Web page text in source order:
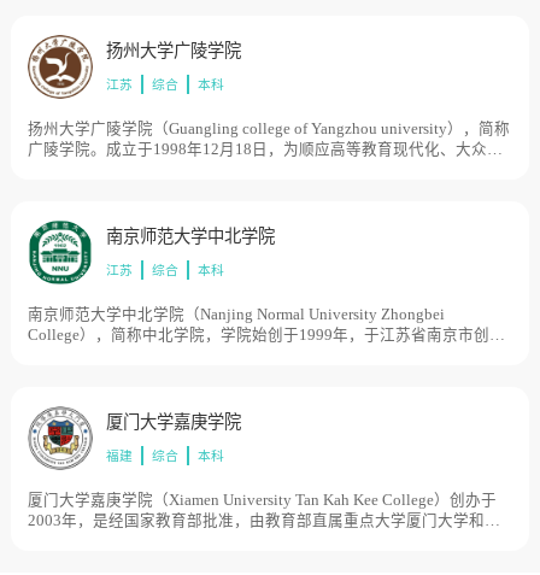
将设立澳门科技大学珠海校区。目前学校总体占地面积300亩。
2015、2016年香港最佳大学民意排名均维持第8名。2020年，香港树
仁大学在国际高等教育资讯机构Quacquarelli Symonds(QS)亚洲排名第
401至450位之内，亦是树仁大学首次上榜，2021年QS亚洲排名提升至
的高素质、应用型人才。学校坐落于“中国酒都”贵州省仁怀市南部新
城，占地1076.2亩，建筑面积26万平方米，教学科研设施设备先进，
图书资源充足丰富，校园信息化智慧化程度高，学习生活环境条件舒
扬州大学广陵学院
江苏 综合 本科
扬州大学广陵学院（Guangling college of Yangzhou university），简称
广陵学院。成立于1998年12月18日，为顺应高等教育现代化、大众化
舍面积28万平方米。南京师范大学中北学院
江苏 综合 本科
南京师范大学中北学院（Nanjing Normal University Zhongbei
College），简称中北学院，学院始创于1999年，于江苏省南京市创办
独立学院转设的有关要求，现将南京师范大学中北学院与江苏经贸职
业技术学院合并转设为省属公办本科学校。截至2021年5月，南京师范
大学中北学院丹阳校区占地总面积900亩，规划建设总建筑面积38.75
厦门大学嘉庚学院
福建 综合 本科
厦门大学嘉庚学院（Xiamen University Tan Kah Kee College）创办于
2003年，是经国家教育部批准，由教育部直属重点大学厦门大学和厦